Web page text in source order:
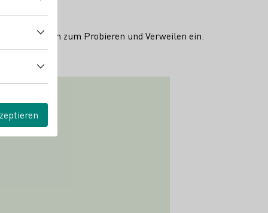
und laden zum Probieren und Verweilen ein.